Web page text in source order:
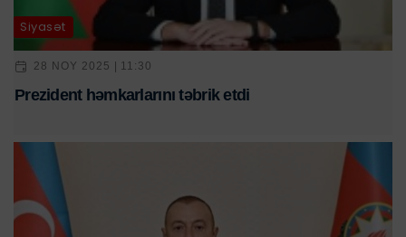
Siyasət
28 NOY 2025 | 11:30
Prezident həmkarlarını təbrik etdi